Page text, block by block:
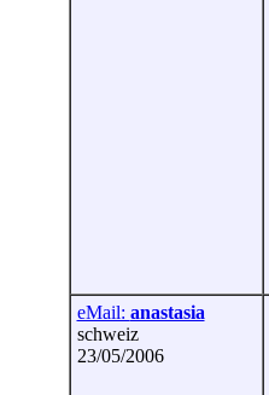
eMail: anastasia
schweiz
23/05/2006